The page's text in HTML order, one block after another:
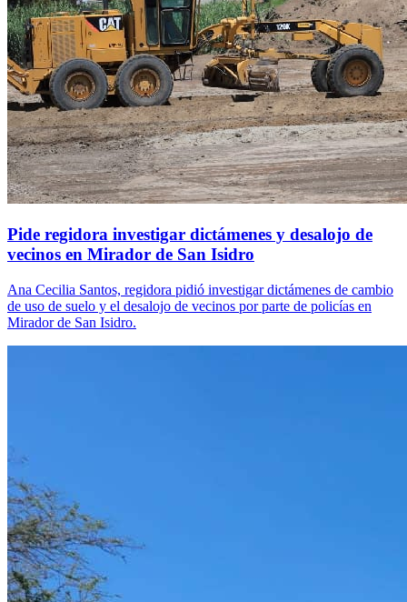
Pide regidora investigar dictámenes y desalojo de
vecinos en Mirador de San Isidro
Ana Cecilia Santos, regidora pidió investigar dictámenes de cambio
de uso de suelo y el desalojo de vecinos por parte de policías en
Mirador de San Isidro.